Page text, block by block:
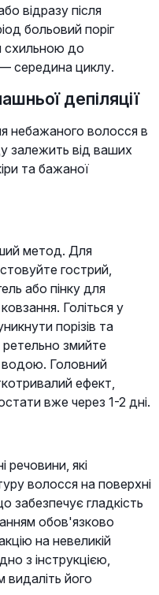
відразу після
больовий поріг
схильною до
середина циклу.
депіляції
небажаного волосся в
залежить від ваших
та бажаної
метод. Для
гострий,
або пінку для
Голіться у
порізів та
змийте
Головний
ефект,
вже через 1-2 дні.
речовини, які
волосся на поверхні
забезпечує гладкість
обов'язково
на невеликій
з інструкцією,
видаліть його